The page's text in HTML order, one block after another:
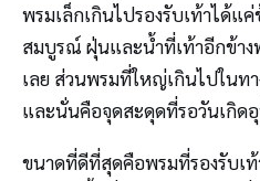
พรมเล็กเกินไปรองรับเท้าได้แค่
สมบูรณ์ ฝุ่นและน้ำที่เท้าอีกข้าง
เลย ส่วนพรมที่ใหญ่เกินไปใน
และนั่นคือจุดสะดุดที่รอวันเกิด
ขนาดที่ดีที่สุดคือพรมที่รองรับเ